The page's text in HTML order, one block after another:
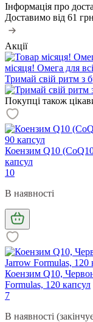
Інформація про
Доставимо від 61 грн
Акції
місяця! Омега для
Тримай свій ритм з
Покупці також
Коензим Q10
капсул
10
В наявності
Коензим Q10,
Formulas, 120 капсул
7
В наявності